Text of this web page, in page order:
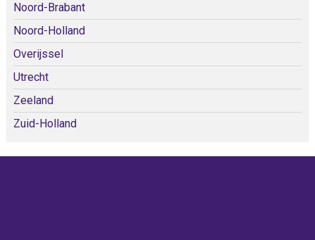
Noord-Brabant
Noord-Holland
Overijssel
Utrecht
Zeeland
Zuid-Holland